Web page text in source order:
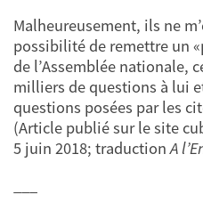
Malheureusement, ils ne
possibilité de remettre un
de l’Assemblée nationale,
milliers de questions à lui
questions posées par les
(Article publié sur le site
5 juin 2018; traductionA